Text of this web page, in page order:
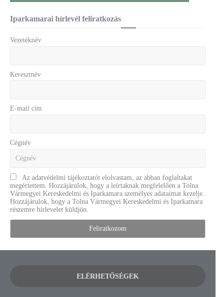
Iparkamarai hírlevél feliratkozás
Vezetéknév
Keresztnév
E-mail cím
Cégnév
Az adatvédelmi tájékoztatót elolvastam, az abban foglaltakat
megértettem. Hozzájárulok, hogy a leírtaknak megfelelően a Tolna
Vármegyei Kereskedelmi és Iparkamara személyes adataimat kezelje.
Hozzájárulok, hogy a Tolna Vármegyei Kereskedelmi és Iparkamara
részemre hírlevelet küldjön.
ELÉRHETŐSÉGEK